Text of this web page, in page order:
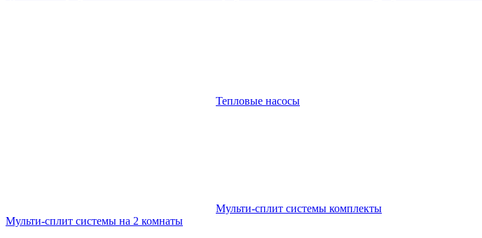
Тепловые насосы
Мульти-сплит системы комплекты
Мульти-сплит системы на 2 комнаты